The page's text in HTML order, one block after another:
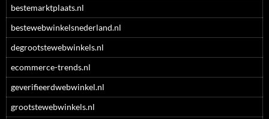
bestemarktplaats.nl
bestewebwinkelsnederland.nl
degrootstewebwinkels.nl
ecommerce-trends.nl
geverifieerdwebwinkel.nl
grootstewebwinkels.nl